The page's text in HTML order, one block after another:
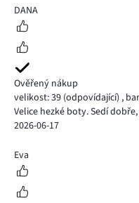
5
DANA
Ověřený nákup
velikost: 39 (odpovídající) ,
Velice hezké boty. Sedí
2026-06-17
5
Eva